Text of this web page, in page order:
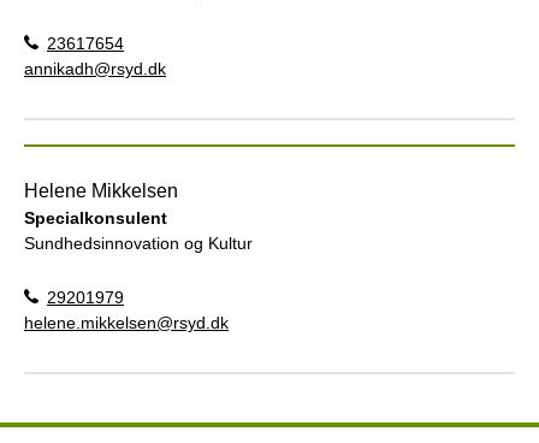
23617654
annikadh@rsyd.dk
Helene Mikkelsen
Specialkonsulent
Sundhedsinnovation og Kultur
29201979
helene.mikkelsen@rsyd.dk